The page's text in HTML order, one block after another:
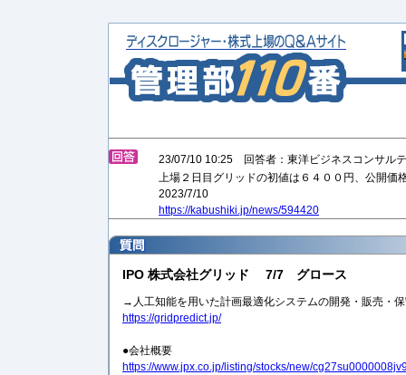
23/07/10 10:25 回答者：東洋ビジネスコンサル
上場２日目グリッドの初値は６４００円、公開価
2023/7/10
https://kabushiki.jp/news/594420
IPO 株式会社グリッド 7/7 グロース
→人工知能を用いた計画最適化システムの開発・販売・
https://gridpredict.jp/
●会社概要
https://www.jpx.co.jp/listing/stocks/new/